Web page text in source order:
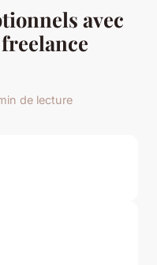
avec
de lecture